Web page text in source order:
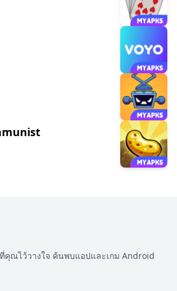
คุณไว้วางใจ ค้นพบแอปและเกม Android